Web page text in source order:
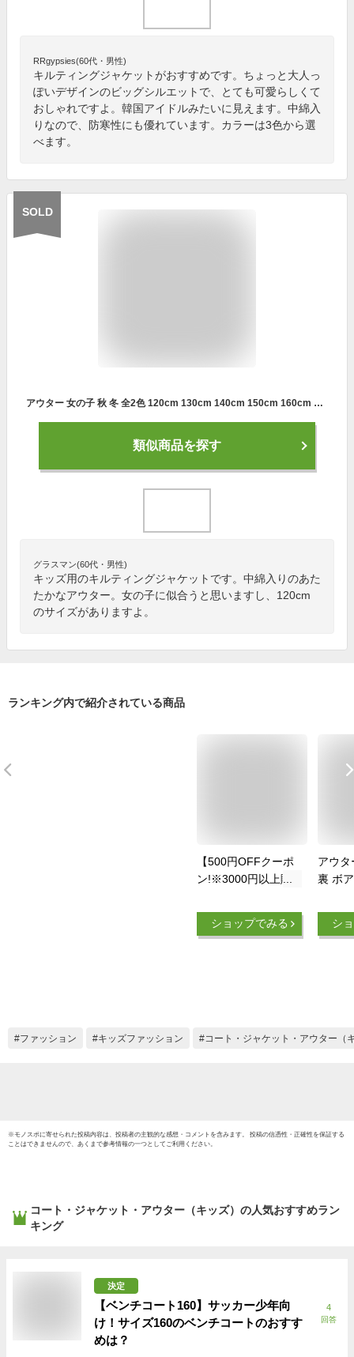
RRgypsies(60代・男性)
キルティングジャケットがおすすめです。ちょっと大人っ
ぽいデザインのビッグシルエットで、とても可愛らしくて
おしゃれですよ。韓国アイドルみたいに見えます。中綿入
りなので、防寒性にも優れています。カラーは3色から選
べます。
SOLD
アウター 女の子 秋 冬 全2色 120cm 130cm 140cm 150cm 160cm 170cm コート キルティングジャケット ポケット 中綿 アウトドア 防寒 ジュニア ガールズ あったか ダウンコート風 おしゃれ 可愛い 普段着 通園着 通学着 小学生 中学生
類似商品を探す
グラスマン(60代・男性)
キッズ用のキルティングジャケットです。中綿入りのあた
たかなアウター。女の子に似合うと思いますし、120cm
のサイズがありますよ。
ランキング内で紹介されている商品
【500円OFFクーポ
ン!※3000円以上購
ター フードなし コ
ート 女の子 リボン
イクダウン 中綿 ピ
ショップでみる
アウタ
裏 ボ
ピース
女の
秋 冬
シ
ファッション キッズファッション コート・ジャケット・アウター（
※モノスポに寄せられた投稿内容は、投稿者の主観的な感想・コメントを含みます。 投稿の信憑性・正確性を保証する
ことはできませんので、あくまで参考情報の一つとしてご利用ください。
コート・ジャケット・アウター（キッズ） の人気おすすめラン
キング
決定
【ベンチコート160】サッカー少年向
け！サイズ160のベンチコートのおすす
めは？
4
回答